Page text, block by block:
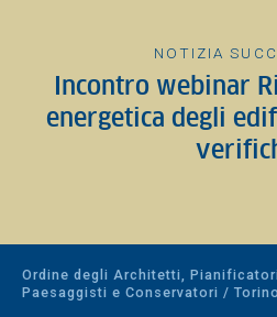
NOTIZIA
Incontro webinar
energetica degli
Ordine degli Architetti, Pianificatori
Paesaggisti e Conservatori / Torino